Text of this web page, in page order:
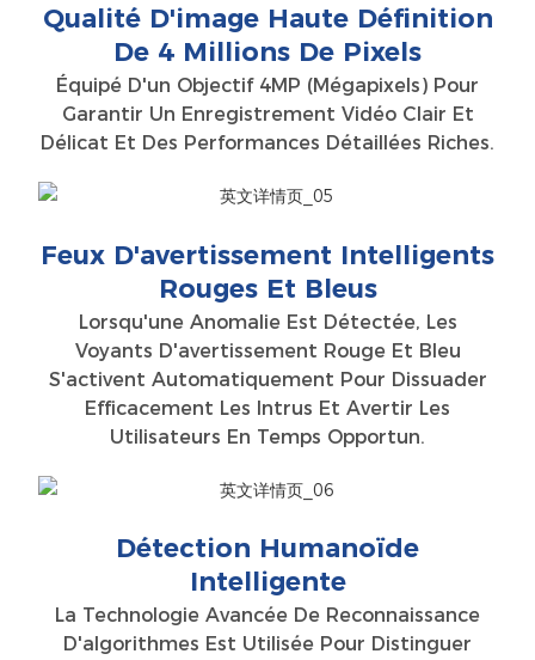
Qualité D'image Haute Définition
De 4 Millions De Pixels
Équipé D'un Objectif 4MP (mégapixels) Pour
Garantir Un Enregistrement Vidéo Clair Et
Délicat Et Des Performances Détaillées Riches.
Feux D'avertissement Intelligents
Rouges Et Bleus
Lorsqu'une Anomalie Est Détectée, Les
Voyants D'avertissement Rouge Et Bleu
S'activent Automatiquement Pour Dissuader
Efficacement Les Intrus Et Avertir Les
Utilisateurs En Temps Opportun.
Détection Humanoïde
Intelligente
La Technologie Avancée De Reconnaissance
D'algorithmes Est Utilisée Pour Distinguer